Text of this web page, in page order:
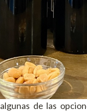
de las